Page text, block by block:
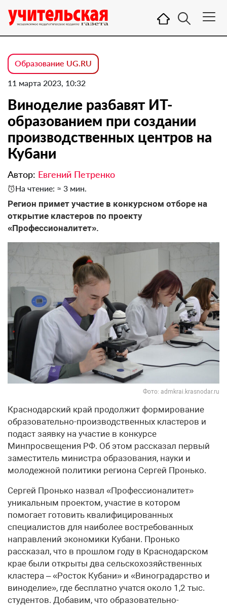
Образование UG.RU
11 марта 2023, 10:32
Виноделие разбавят ИТ-
образованием при создании
производственных центров на
Кубани
Автор: Евгений Петренко
На чтение: ≈ 3 мин.
Регион примет участие в конкурсном отборе на
открытие кластеров по проекту
«Профессионалитет».
Фото: admkrai.krasnodar.ru
Краснодарский край продолжит формирование
образовательно-производственных кластеров и
подаст заявку на участие в конкурсе
Минпросвещения РФ. Об этом рассказал первый
заместитель министра образования, науки и
молодежной политики региона Сергей Пронько.
Сергей Пронько назвал «Профессионалитет»
уникальным проектом, участие в котором
помогает готовить квалифицированных
специалистов для наиболее востребованных
направлений экономики Кубани. Пронько
рассказал, что в прошлом году в Краснодарском
крае были открыты два сельскохозяйственных
кластера – «Росток Кубани» и «Виноградарство и
виноделие», где бесплатно учатся около 1,2 тыс.
студентов. Добавим, что образовательно-